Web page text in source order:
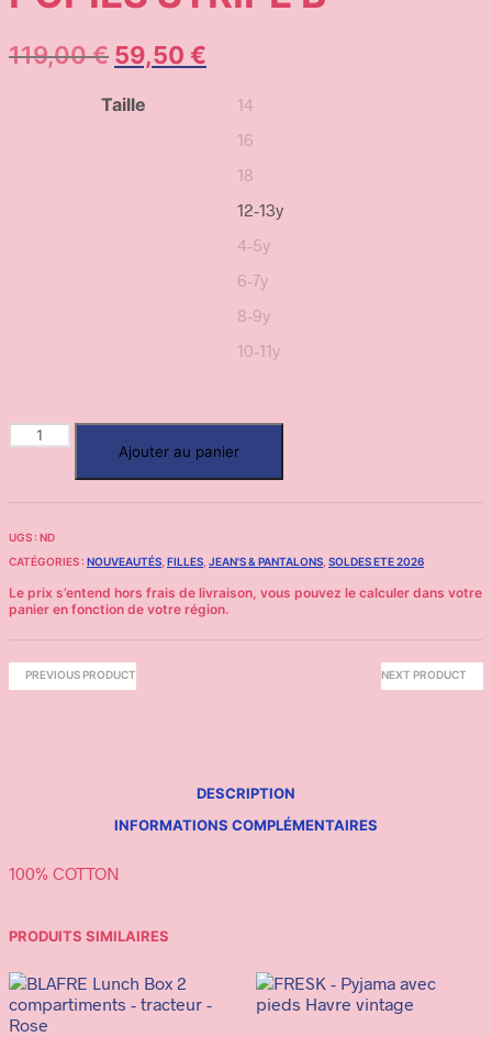
119,00€ 59,50 €
Taille
14
16
18
12-13y
4-5y
6-7y
8-9y
10-11y
Ajouter au panier
UGS : ND
CATÉGORIES : NOUVEAUTÉS FILLES JEAN'S & PANTALONS SOLDES ETE 2026
PREVIOUS PRODUCT NEXT PRODUCT
DESCRIPTION
INFORMATIONS COMPLÉMENTAIRES
100% COTTON
PRODUITS SIMILAIRES